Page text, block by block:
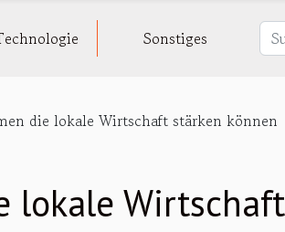
Sonstiges
die lokale Wirtschaft stärken können
lokale Wirtschaft